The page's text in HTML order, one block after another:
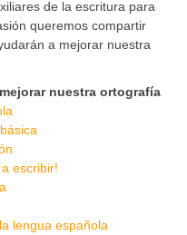
de la escritura para
queremos compartir
a mejorar nuestra
nuestra ortografía
escribir!
lengua española